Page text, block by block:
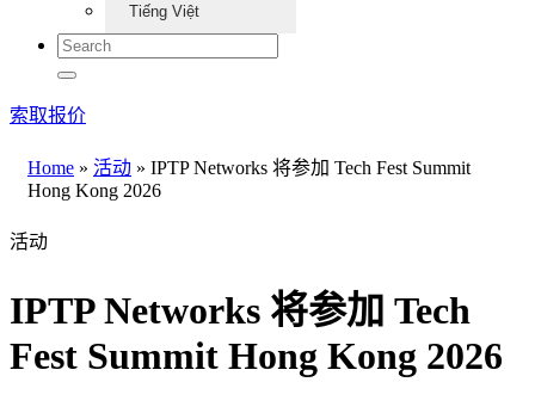
Tiếng Việt
索取报价
Home » 活动 » IPTP Networks 将参加 Tech Fest Summit
Hong Kong 2026
活动
IPTP Networks 将参加 Tech
Fest Summit Hong Kong 2026